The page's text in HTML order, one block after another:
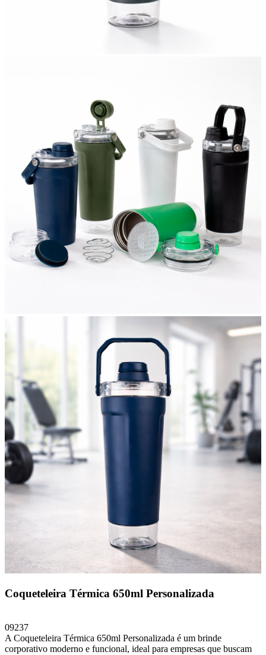
Coqueteleira Térmica 650ml Personalizada
09237
A Coqueteleira Térmica 650ml Personalizada é um brinde
corporativo moderno e funcional, ideal para empresas que buscam